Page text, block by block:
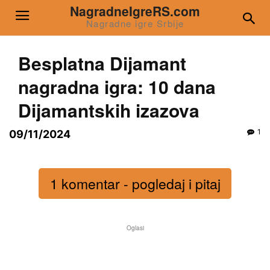
NagradneIgreRS.com
Nagradne igre Srbije
Besplatna Dijamant
nagradna igra: 10 dana
Dijamantskih izazova
09/11/2024 1
1 komentar - pogledaj i pitaj
Oglasi